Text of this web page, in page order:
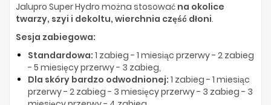
Jalupro Super Hydro można stosować na okolice
twarzy, szyi i dekoltu, wierchnia część dłoni.
Sesja zabiegowa:
Standardowa: 1 zabieg - 1 miesiąc przerwy - 2 zabieg
- 5 miesięcy przerwy - 3 zabieg,
Dla skóry bardzo odwodnionej: 1 zabieg - 1 miesiąc
przerwy - 2 zabieg - 3 miesięcy przerwy - 3 zabieg - 3